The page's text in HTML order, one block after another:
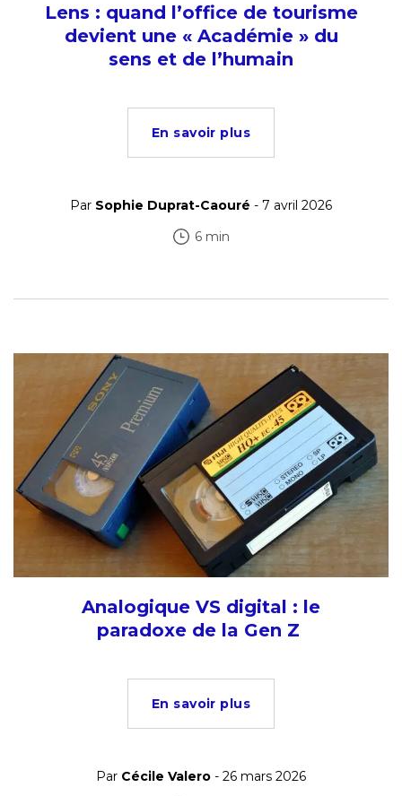
Lens : quand l’office de tourisme
devient une « Académie » du
sens et de l’humain
En savoir plus
Par Sophie Duprat-Caouré - 7 avril 2026
6 min
Analogique VS digital : le
paradoxe de la Gen Z
En savoir plus
Par Cécile Valero - 26 mars 2026